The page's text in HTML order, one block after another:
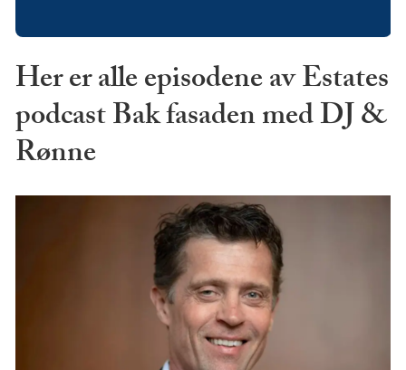
Her er alle episodene av Estates
podcast Bak fasaden med DJ &
Rønne